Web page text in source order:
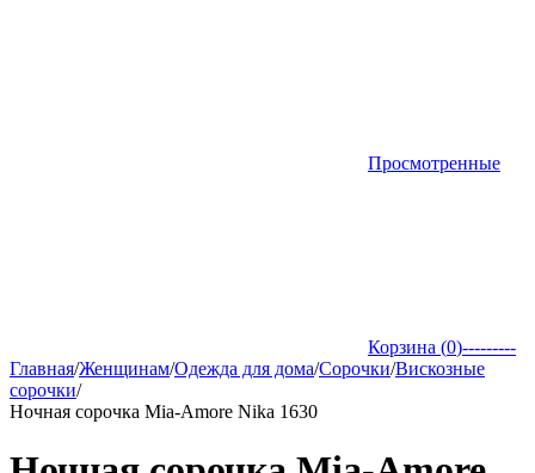
Просмотренные
Корзина (0)---------
Главная/Женщинам/Одежда для дома/Сорочки/Вискозные
сорочки/
Ночная сорочка Mia-Amore Nika 1630